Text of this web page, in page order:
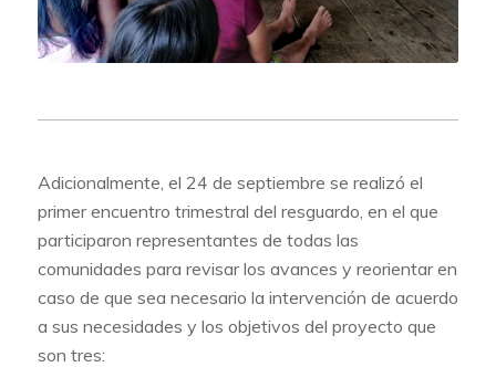
Adicionalmente, el 24 de septiembre se realizó el
primer encuentro trimestral del resguardo, en el que
participaron representantes de todas las
comunidades para revisar los avances y reorientar en
caso de que sea necesario la intervención de acuerdo
a sus necesidades y los objetivos del proyecto que
son tres: